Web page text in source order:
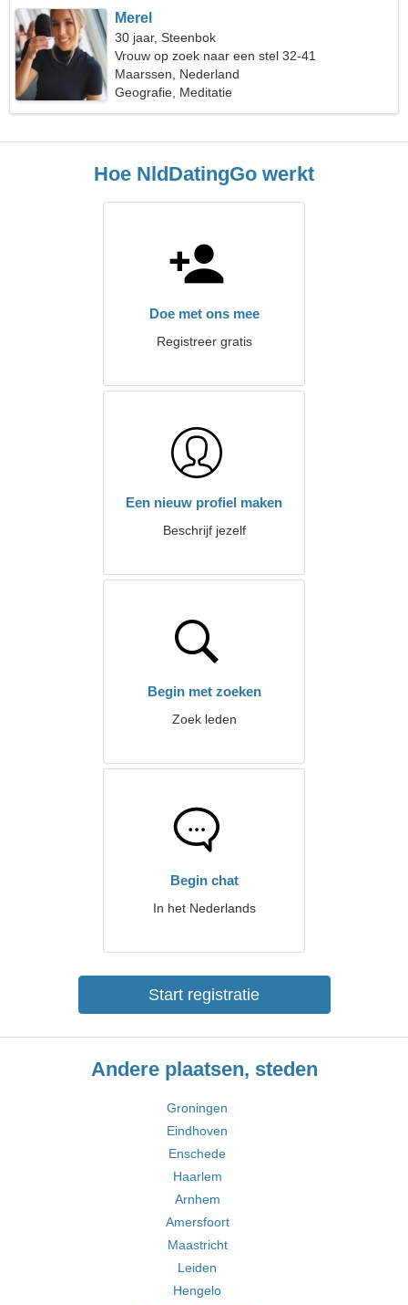
Merel
30 jaar, Steenbok
Vrouw op zoek naar een stel 32-41
Maarssen, Nederland
Geografie, Meditatie
Hoe NldDatingGo werkt
Doe met ons mee
Registreer gratis
Een nieuw profiel maken
Beschrijf jezelf
Begin met zoeken
Zoek leden
Begin chat
In het Nederlands
Start registratie
Andere plaatsen, steden
Groningen
Eindhoven
Enschede
Haarlem
Arnhem
Amersfoort
Maastricht
Leiden
Hengelo